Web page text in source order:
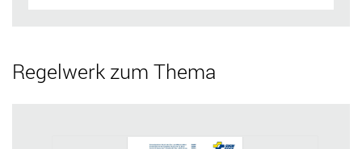
Regelwerk zum Thema